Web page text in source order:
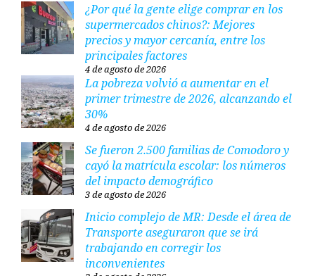
¿Por qué la gente elige comprar en los
supermercados chinos?: Mejores
precios y mayor cercanía, entre los
principales factores
4 de agosto de 2026
La pobreza volvió a aumentar en el
primer trimestre de 2026, alcanzando el
30%
4 de agosto de 2026
Se fueron 2.500 familias de Comodoro y
cayó la matrícula escolar: los números
del impacto demográfico
3 de agosto de 2026
Inicio complejo de MR: Desde el área de
Transporte aseguraron que se irá
trabajando en corregir los
inconvenientes